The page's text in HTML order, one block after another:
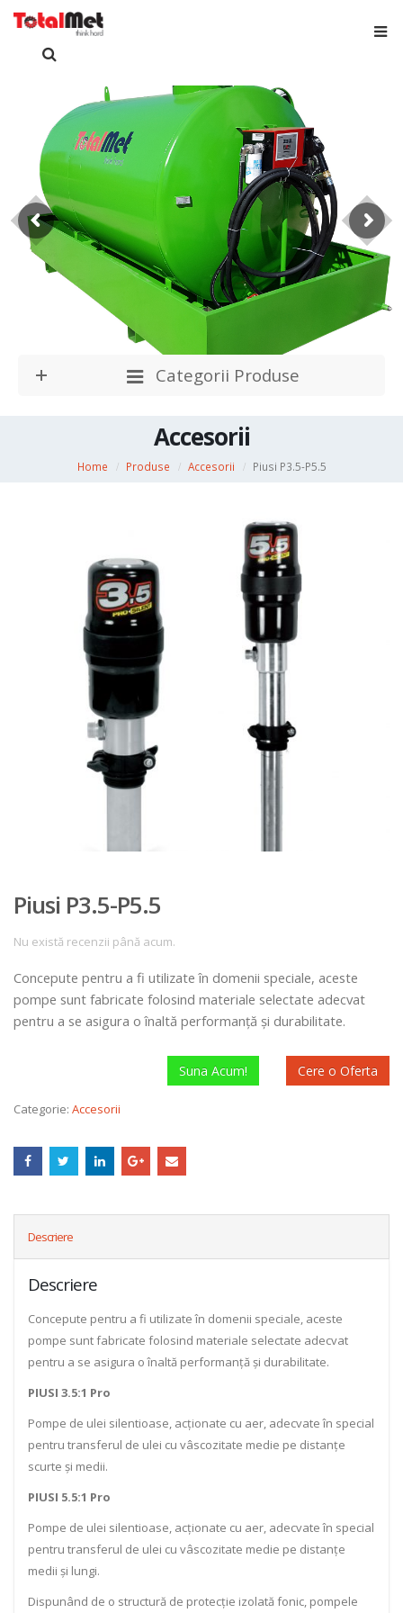
Categorii Produse
Accesorii
Home Produse Accesorii Piusi P3.5-P5.5
Piusi P3.5-P5.5
Nu există recenzii până acum.
Concepute pentru a fi utilizate în domenii speciale, aceste
pompe sunt fabricate folosind materiale selectate adecvat
pentru a se asigura o înaltă performanță și durabilitate.
Suna Acum! Cere o Oferta
Categorie: Accesorii
Descriere
Descriere
Concepute pentru a fi utilizate în domenii speciale, aceste
pompe sunt fabricate folosind materiale selectate adecvat
pentru a se asigura o înaltă performanță și durabilitate.
PIUSI 3.5:1 Pro
Pompe de ulei silentioase, acționate cu aer, adecvate în special
pentru transferul de ulei cu vâscozitate medie pe distanțe
scurte și medii.
PIUSI 5.5:1 Pro
Pompe de ulei silentioase, acționate cu aer, adecvate în special
pentru transferul de ulei cu vâscozitate medie pe distanțe
medii și lungi.
Dispunând de o structură de protecție izolată fonic, pompele